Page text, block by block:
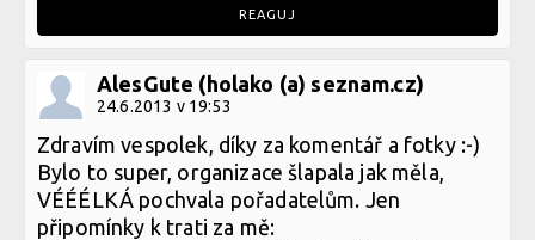
REAGUJ
AlesGute (holako (a) seznam.cz)
24.6.2013 v 19:53
Zdravím vespolek, díky za komentář a fotky :-)
Bylo to super, organizace šlapala jak měla,
VÉÉÉLKÁ pochvala pořadatelům. Jen
připomínky k trati za mě: